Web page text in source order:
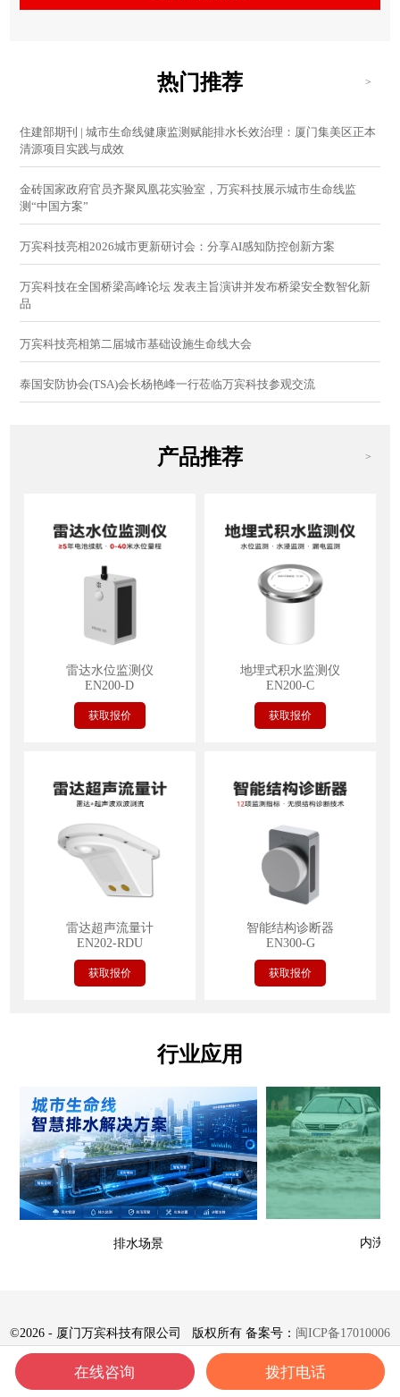
热门推荐 >
住建部期刊 | 城市生命线健康监测赋能排水长效治理：厦门集美区正本
清源项目实践与成效
金砖国家政府官员齐聚凤凰花实验室，万宾科技展示城市生命线监
测“中国方案”
万宾科技亮相2026城市更新研讨会：分享AI感知防控创新方案
万宾科技在全国桥梁高峰论坛 发表主旨演讲并发布桥梁安全数智化新
品
万宾科技亮相第二届城市基础设施生命线大会
泰国安防协会(TSA)会长杨艳峰一行莅临万宾科技参观交流
产品推荐 >
雷达水位监测仪
EN200-D
获取报价
地埋式积水监测仪
EN200-C
获取报价
雷达超声流量计
EN202-RDU
获取报价
智能结构诊断器
EN300-G
获取报价
行业应用
排水场景 内涝场
©2026 - 厦门万宾科技有限公司 版权所有 备案号： 闽ICP备17010006
号-8
在线咨询 拨打电话